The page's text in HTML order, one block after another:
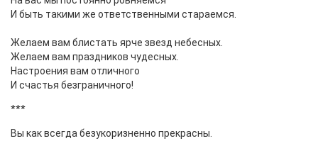
И быть такими же ответственными стараемся.
Желаем вам блистать ярче звезд небесных.
Желаем вам праздников чудесных.
Настроения вам отличного
И счастья безграничного!
***
Вы как всегда безукоризненно прекрасны.